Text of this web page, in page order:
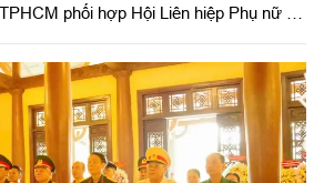
phối hợp Hội Liên hiệp Phụ nữ và
địa bàn.